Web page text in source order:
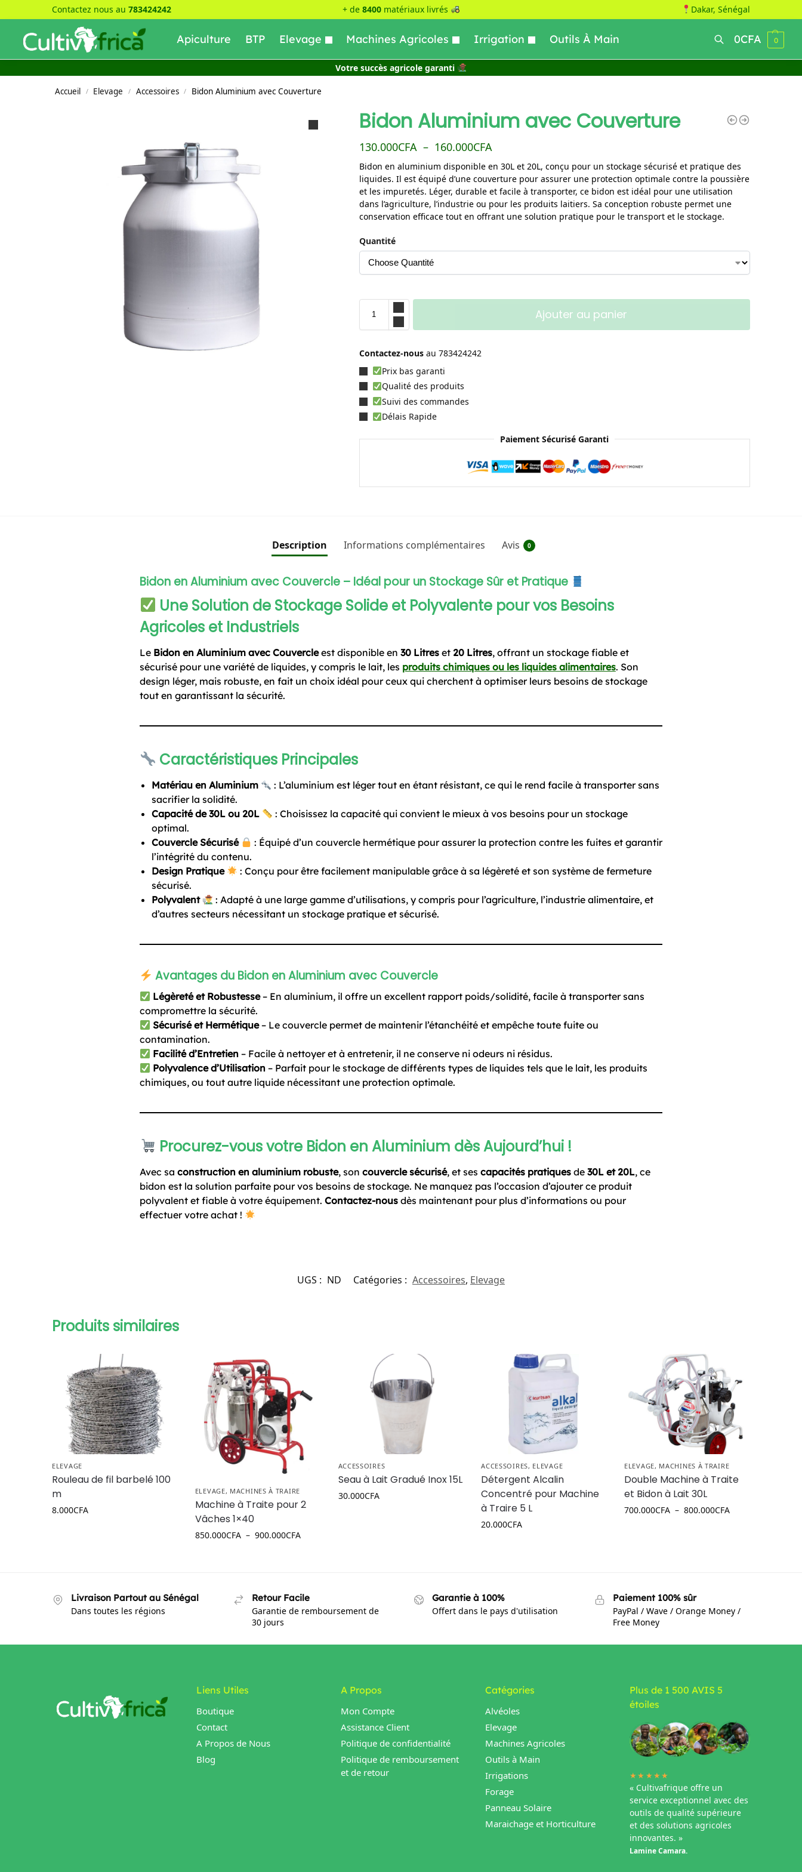
Contactez nous au 783424242 + de 8400matériaux livrés Dakar, Sénégal
Apiculture BTP Elevage Machines Agricoles Irrigation Outils À Main
Recherche
Recherche
0CFA 0
Votre succès agricole garanti
Accueil / Elevage / Accessoires / Bidon Aluminium avec Couverture
Bidon Aluminium avec Couverture
130.000CFA – 160.000CFA
Bidon en aluminium disponible en 30L et 20L, conçu pour un stockage sécurisé et pratique des
liquides. Il est équipé d’une couverture pour assurer une protection optimale contre la poussière
et les impuretés. Léger, durable et facile à transporter, ce bidon est idéal pour une utilisation
dans l’agriculture, l’industrie ou pour les produits laitiers. Sa conception robuste permet une
conservation efficace tout en offrant une solution pratique pour le transport et le stockage.
Quantité
Ajouter au panier
Contactez-nous au 783424242
Prix bas garanti
Qualité des produits
Suivi des commandes
Délais Rapide
Paiement Sécurisé Garanti
Description Informations complémentaires Avis 0
Bidon en Aluminium avec Couvercle – Idéal pour un Stockage Sûr et Pratique
Une Solution de Stockage Solide et Polyvalente pour vos Besoins
Agricoles et Industriels
Le Bidon en Aluminium avec Couvercleest disponible en 30 Litreset 20 Litres, offrant un stockage fiable et
sécurisé pour une variété de liquides, y compris le lait, les produits chimiques ou les liquides alimentaires. Son
design léger, mais robuste, en fait un choix idéal pour ceux qui cherchent à optimiser leurs besoins de stockage
tout en garantissant la sécurité.
Caractéristiques Principales
Matériau en Aluminium
: L’aluminium est léger tout en étant résistant, ce qui le rend facile à transporter sans
sacrifier la solidité.
Capacité de 30L ou 20L
: Choisissez la capacité qui convient le mieux à vos besoins pour un stockage
optimal.
Couvercle Sécurisé
: Équipé d’un couvercle hermétique pour assurer la protection contre les fuites et garantir
l’intégrité du contenu.
Design Pratique
: Conçu pour être facilement manipulable grâce à sa légèreté et son système de fermeture
sécurisé.
Polyvalent
: Adapté à une large gamme d’utilisations, y compris pour l’agriculture, l’industrie alimentaire, et
d’autres secteurs nécessitant un stockage pratique et sécurisé.
Avantages du Bidon en Aluminium avec Couvercle
Légèreté et Robustesse– En aluminium, il offre un excellent rapport poids/solidité, facile à transporter sans
compromettre la sécurité.
Sécurisé et Hermétique– Le couvercle permet de maintenir l’étanchéité et empêche toute fuite ou
contamination.
Facilité d’Entretien – Facile à nettoyer et à entretenir, il ne conserve ni odeurs ni résidus.
Polyvalence d’Utilisation – Parfait pour le stockage de différents types de liquides tels que le lait, les produits
chimiques, ou tout autre liquide nécessitant une protection optimale.
Procurez-vous votre Bidon en Aluminium dès Aujourd’hui !
Avec sa construction en aluminium robuste, son couvercle sécurisé, et ses capacités pratiquesde 30L et 20L, ce
bidon est la solution parfaite pour vos besoins de stockage. Ne manquez pas l’occasion d’ajouter ce produit
polyvalent et fiable à votre équipement. Contactez-nousdès maintenant pour plus d’informations ou pour
effectuer votre achat !
UGS : ND Catégories : Accessoires, Elevage
Produits similaires
ELEVAGE
Rouleau de fil barbelé 100
m
8.000CFA
ELEVAGE, MACHINES À TRAIRE
Machine à Traite pour 2
Vâches 1×40
850.000CFA – 900.000CFA
ACCESSOIRES
Seau à Lait Gradué Inox 15L
30.000CFA
ACCESSOIRES, ELEVAGE
Détergent Alcalin
Concentré pour Machine
à Traire 5 L
20.000CFA
ELEVAGE, MACHINES À TRAIRE
Double Machine à Traite
et Bidon à Lait 30L
700.000CFA – 800.000CFA
Livraison Partout au Sénégal
Dans toutes les régions
Retour Facile
Garantie de remboursement de
30 jours
Garantie à 100%
Offert dans le pays d'utilisation
Paiement 100% sûr
PayPal / Wave / Orange Money /
Free Money
Liens Utiles
Boutique
Contact
A Propos de Nous
Blog
A Propos
Mon Compte
Assistance Client
Politique de confidentialité
Politique de remboursement
et de retour
Catégories
Alvéoles
Elevage
Machines Agricoles
Outils à Main
Irrigations
Forage
Panneau Solaire
Maraichage et Horticulture
Plus de 1 500 AVIS 5
étoiles
★★★★★
« Cultivafrique offre un
service exceptionnel avec des
outils de qualité supérieure
et des solutions agricoles
innovantes. »
Lamine Camara.